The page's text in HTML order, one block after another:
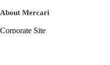
About Mercari
Corporate Site